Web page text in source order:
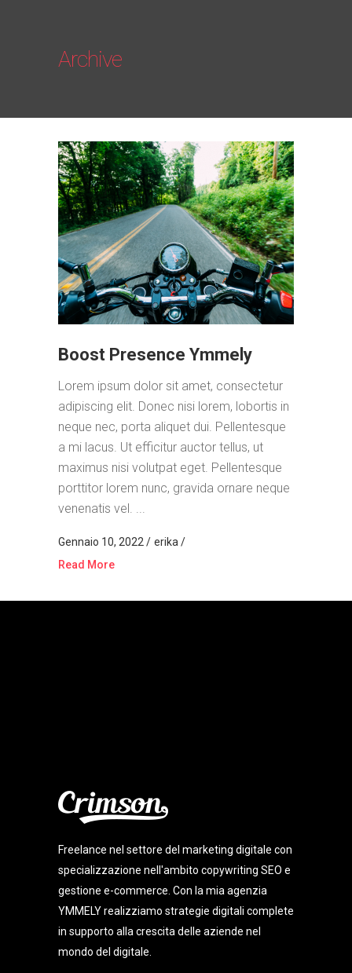
Archive
Boost Presence Ymmely
Lorem ipsum dolor sit amet, consectetur
adipiscing elit. Donec nisi lorem, lobortis in
neque nec, porta aliquet dui. Pellentesque
a mi lacus. Ut efficitur auctor tellus, ut
maximus nisi volutpat eget. Pellentesque
porttitor lorem nunc, gravida ornare neque
venenatis vel. ...
Gennaio 10, 2022
erika
Read More
Freelance nel settore del marketing digitale con
specializzazione nell'ambito copywriting SEO e
gestione e-commerce. Con la mia agenzia
YMMELY realizziamo strategie digitali complete
in supporto alla crescita delle aziende nel
mondo del digitale.